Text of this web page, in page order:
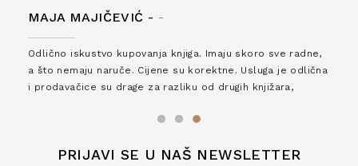
MAJA MAJIČEVIĆ - -
Odlično iskustvo kupovanja knjiga. Imaju skoro sve radne,
a što nemaju naruče. Cijene su korektne. Usluga je odlična
i prodavačice su drage za razliku od drugih knjižara,
PRIJAVI SE U NAŠ NEWSLETTER